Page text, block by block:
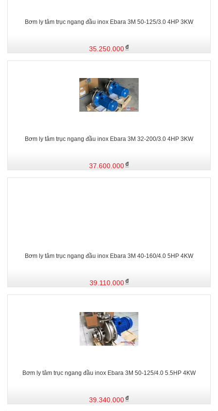
Bơm ly tâm trục ngang đầu inox Ebara 3M 50-125/3.0 4HP 3KW
35.250.000
Bơm ly tâm trục ngang đầu inox Ebara 3M 32-200/3.0 4HP 3KW
37.600.000
Bơm ly tâm trục ngang đầu inox Ebara 3M 40-160/4.0 5HP 4KW
39.110.000
Bơm ly tâm trục ngang đầu inox Ebara 3M 50-125/4.0 5.5HP 4KW
39.340.000